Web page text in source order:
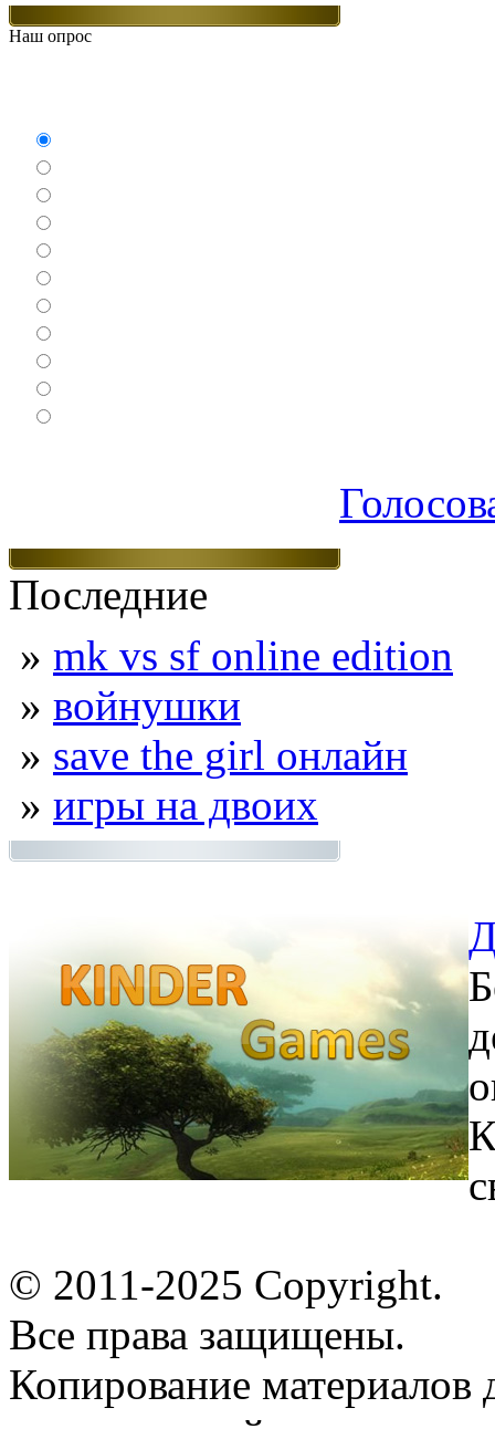
Наш опрос
Последние
» mk vs sf online edition
» войнушки
» save the girl онлайн
» игры на двоих
© 2011-2025 Copyright.
Все права защищены.
Копирование материалов